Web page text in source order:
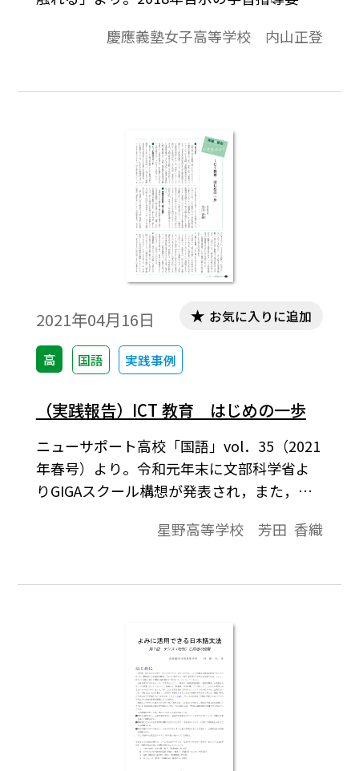
等横断的な視点から教育課程の編成を図
ムマネジメントにもつながり、各教科等の
標を踏まえた教科等横断的な視点で、その
目標の達成に必要な教育の内容を組織的に
配列していくことの重要性を示している。
各教科の学習の枠にとらわれないこれらの
取り組みは、新設された総合的探究の時間
にもつながると考えられる。
慶應義塾女子高等学校 内山正登
2021年04月16日
高 国語 実践事例
お気に入りに追加
（実践報告）ICT 教育 はじめの一歩
ニューサポート高校「国語」vol．35（2021
年春号）より。令和元年末に文部科学省よ
りGIGAスクール構想が発表され，また，令
一斉臨時休業が行われるなど，さまざまな
が進行している。私が勤務している星野高
のICT環境が整ったのは令和二年度からであ
るが，令和元年度より高校一学年が先行し
てICT環境を整え，ICTを活用した教育に本
格的に取り組み始めた。当時，国語総合の
現代文分野を担当し，手探り状態の中，試
行錯誤しながら行った取り組みのいくつか
について紹介したい。
星野高等学校 芳田 香織